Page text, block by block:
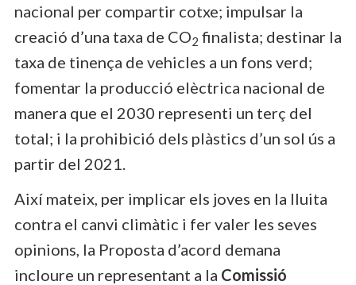
nacional per compartir cotxe; impulsar la
creació d’una taxa de CO2 finalista; destinar la
taxa de tinença de vehicles a un fons verd;
fomentar la producció elèctrica nacional de
manera que el 2030 representi un terç del
total; i la prohibició dels plàstics d’un sol ús a
partir del 2021.
Així mateix, per implicar els joves en la lluita
contra el canvi climàtic i fer valer les seves
opinions, la Proposta d’acord demana
incloure un representant a la Comissió